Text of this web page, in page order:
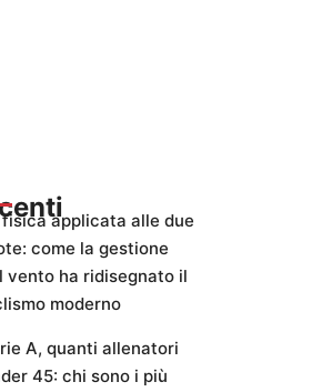
fisica applicata alle due
come la gestione
vento ha ridisegnato il
moderno
A, quanti allenatori
45: chi sono i più